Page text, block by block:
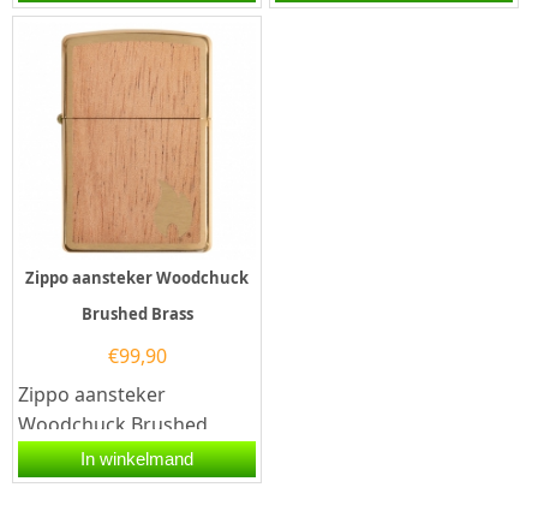
een kwalitatief...
aansteker is een
Zippo aansteker Woodchuck
Brushed Brass
€99,90
Zippo aansteker
Woodchuck Brushed
Brass. Een Zippo
aansteker is een
In winkelmand